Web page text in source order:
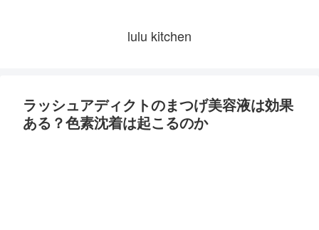
lulu kitchen
ラッシュアディクトのまつげ美容液は効果
ある？色素沈着は起こるのか